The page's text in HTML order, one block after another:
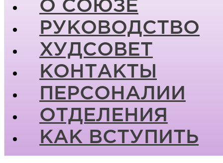
О СОЮЗЕ
РУКОВОДСТВО
ХУДСОВЕТ
КОНТАКТЫ
ПЕРСОНАЛИИ
ОТДЕЛЕНИЯ
КАК ВСТУПИТЬ